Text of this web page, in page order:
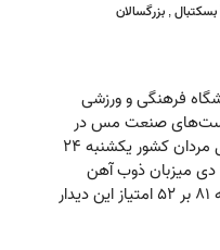
بسکتبال, بزرگسالان
فرهنگی و ورزشی
صنعت مس در
ادامه رقابت‌های لیگ برتر بسکتبال مردان کشور یکشنبه ۲۴
دی ماه از ساعت ۱۶:۰۰ در سالن ۹ دی میزبان ذوب آهن
اصفهان بودند که در پایان با نتیجه ۸۱ بر ۵۲ امتیاز این دیدار